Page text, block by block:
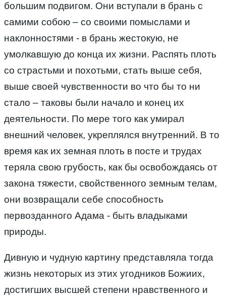
большим подвигом. Они вступали в брань с
самими собою – со своими помыслами и
наклонностями - в брань жестокую, не
умолкавшую до конца их жизни. Распять плоть
со страстьми и похотьми, стать выше себя,
выше своей чувственности во что бы то ни
стало – таковы были начало и конец их
деятельности. По мере того как умирал
внешний человек, укреплялся внутренний. В то
время как их земная плоть в посте и трудах
теряла свою грубость, как бы освобождаясь от
закона тяжести, свойственного земным телам,
они возвращали себе способность
первозданного Адама - быть владыками
природы.
Дивную и чудную картину представляла тогда
жизнь некоторых из этих угодников Божиих,
достигших высшей степени нравственного и